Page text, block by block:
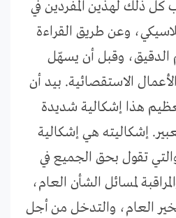
ذلك لهذين المفردين في
وعن طريق القراءة
الدقيق، وقبل أن يسهّل
الأعمال الاستقصائية. بيد أن
هذا إشكالية شديدة
إشكاليته هي إشكالية
تقول بحق الجميع في
لمسائل الشأن العام،
العام، والتدخل من أجل